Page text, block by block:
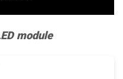
module